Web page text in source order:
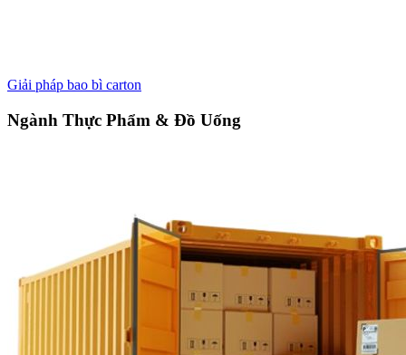
Giải pháp bao bì carton
Ngành Thực Phẩm & Đồ Uống